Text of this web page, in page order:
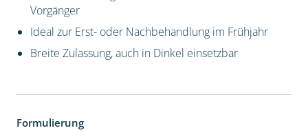
Vorgänger
Ideal zur Erst- oder Nachbehandlung im Frühjahr
Breite Zulassung, auch in Dinkel einsetzbar
Formulierung